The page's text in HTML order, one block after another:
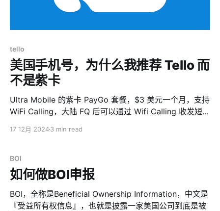
者Franchise Tax，虽然都带有
tello
美国手机号，为什么我推荐 Tello 而
不是紫卡
Ultra Mobile 的紫卡 PayGo 套餐，$3 美元一个月，支持
WiFi Calling，大陆 FQ 后可以通过 Wifi Calling 收发短信
通需求（注册网站、收验证码）的独立开发者们趋之若
高，比如不能直接激活 eSim 而是需要先激活实体卡，比
如不 FQ 的时候无法使用 Wifi Calling，比如使用不支持
WiFi Calling 的手机（比如非 iPhone）会产生天价话费，
比如在没有 2G/3G 基站并且没 WiFi Calling 的地方无法
接打电话，比如号码激活后无法转入（port in）转出（
17 12月 20243 min read
BOI
如何做BOI申报
BOI，全称是Beneficial Ownership Information，中文是
『受益所有权信息』，也就是披露一家美国公司到底是被